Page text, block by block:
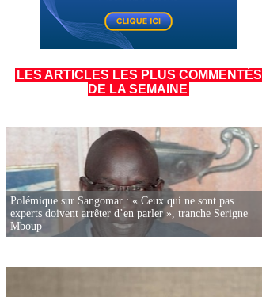
LES ARTICLES LES PLUS COMMENTÉS
DE LA SEMAINE
Polémique sur Sangomar : « Ceux qui ne sont pas
experts doivent arrêter d’en parler », tranche Serigne
Mboup